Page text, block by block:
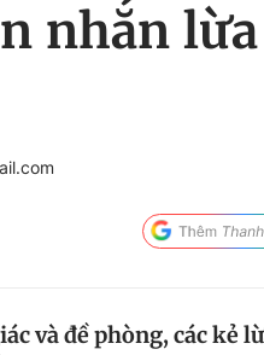
nhắn
và đề phòng, các kẻ